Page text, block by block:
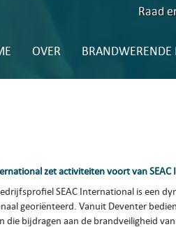
Raad
OVER
zet activiteiten voort van
SEAC International is een
georiënteerd. Vanuit Deventer
die bijdragen aan de brandveiligheid